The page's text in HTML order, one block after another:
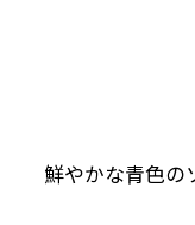
鮮やかな青色の